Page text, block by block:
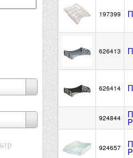
197399
626413
626414
924844
924657